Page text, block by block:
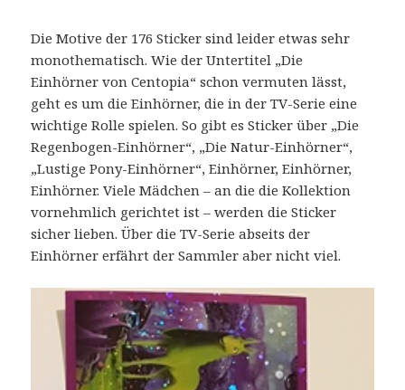
Die Motive der 176 Sticker sind leider etwas sehr
monothematisch. Wie der Untertitel „Die
Einhörner von Centopia“ schon vermuten lässt,
geht es um die Einhörner, die in der TV-Serie eine
wichtige Rolle spielen. So gibt es Sticker über „Die
Regenbogen-Einhörner“, „Die Natur-Einhörner“,
„Lustige Pony-Einhörner“, Einhörner, Einhörner,
Einhörner. Viele Mädchen – an die die Kollektion
vornehmlich gerichtet ist – werden die Sticker
sicher lieben. Über die TV-Serie abseits der
Einhörner erfährt der Sammler aber nicht viel.